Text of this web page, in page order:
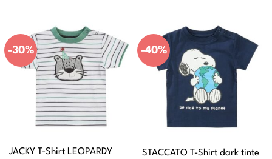
-30%
JACKY T-Shirt LEOPARDY
-40%
STACCATO T-Shirt dark tinte